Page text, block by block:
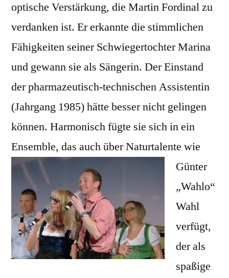
optische Verstärkung, die Martin Fordinal zu
verdanken ist. Er erkannte die stimmlichen
Fähigkeiten seiner Schwiegertochter Marina
und gewann sie als Sängerin. Der Einstand
der pharmazeutisch-technischen Assistentin
(Jahrgang 1985) hätte besser nicht gelingen
können. Harmonisch fügte sie sich in ein
Ensemble, das auch über Naturtalente wie
Günter
„Wahlo“
Wahl
verfügt,
der als
spaßige